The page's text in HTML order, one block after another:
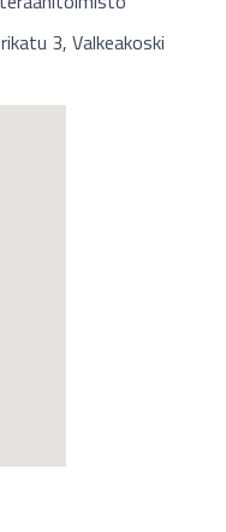
3, Valkeakoski